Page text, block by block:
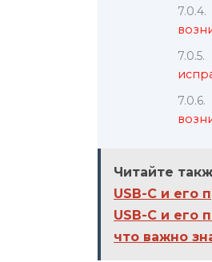
Читайте
USB-C и его
USB-C и его
что важно